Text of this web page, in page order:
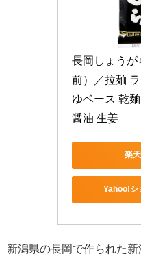
長岡しょうが
前）／拉麺
ゆベース 乾
醤油 生姜
楽
Yahoo!シ
新潟県の長岡で作られた新